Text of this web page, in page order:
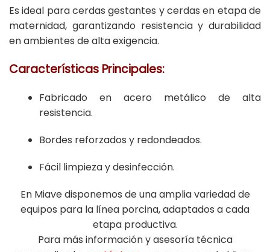
Es ideal para cerdas gestantes y cerdas en etapa de
maternidad, garantizando resistencia y durabilidad
en ambientes de alta exigencia.
Características Principales:
Fabricado en acero metálico de alta
resistencia.
Bordes reforzados y redondeados.
Fácil limpieza y desinfección.
En Miave disponemos de una amplia variedad de
equipos para la línea porcina, adaptados a cada
etapa productiva.
Para más información y asesoría técnica